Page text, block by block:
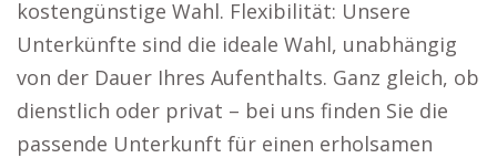
kostengünstige Wahl. Flexibilität: Unsere
Unterkünfte sind die ideale Wahl, unabhängig
von der Dauer Ihres Aufenthalts. Ganz gleich, ob
dienstlich oder privat – bei uns finden Sie die
passende Unterkunft für einen erholsamen